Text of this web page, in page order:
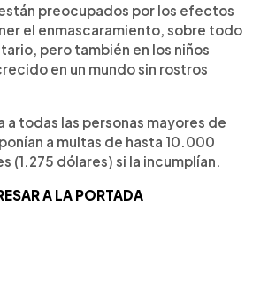
preocupados por los efectos
el enmascaramiento, sobre todo
pero también en los niños
en un mundo sin rostros
a todas las personas mayores de
a multas de hasta 10.000
(1.275 dólares) si la incumplían.
A LA PORTADA